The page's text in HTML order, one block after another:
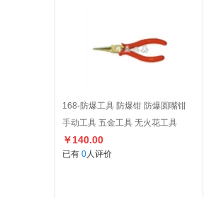
168-防爆工具 防爆钳 防爆圆嘴钳
手动工具 五金工具 无火花工具
￥140.00
已有 0人评价